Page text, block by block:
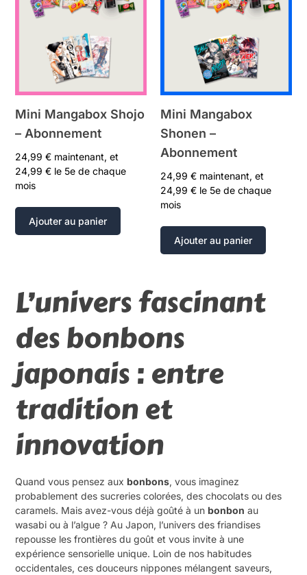
Mini Mangabox Shojo
– Abonnement
24,99€ maintenant, et
24,99€ le 5e de chaque
mois
Ajouter au panier
Mini Mangabox
Shonen –
Abonnement
24,99 € maintenant, et
24,99 € le 5e de chaque
mois
Ajouter au panier
L’univers fascinant
des bonbons
japonais : entre
tradition et
innovation
Quand vous pensez auxbonbons, vous imaginez
probablement des sucreries colorées, des chocolats ou des
caramels. Mais avez-vous déjà goûté à unbonbon au
wasabi ou à l’algue ? Au Japon, l’univers des friandises
repousse les frontières du goût et vous invite à une
expérience sensorielle unique. Loin de nos habitudes
occidentales, ces douceurs nippones mélangent saveurs,